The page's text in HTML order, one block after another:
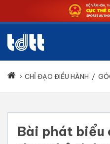
CHỈ ĐẠO ĐIỀU HÀNH /
Bài phát biểu